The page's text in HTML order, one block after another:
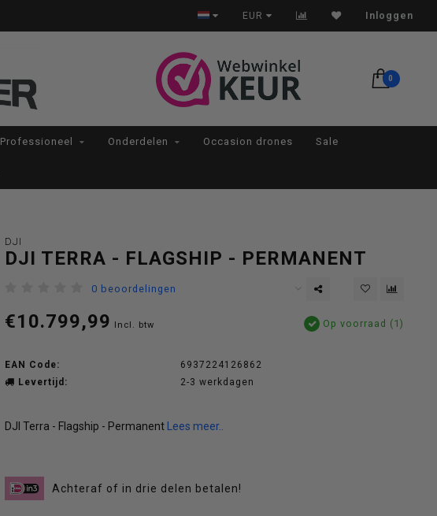
Op werkdagen voor 22:00 besteld, morgen in huis*
EUR Inloggen
0
Professioneel Onderdelen Occasion drones Sale
DJI
DJI TERRA - FLAGSHIP - PERMANENT
0 beoordelingen
€10.799,99 Incl. btw Op voorraad (1)
EAN Code:
6937224126862
Levertijd:
2-3 werkdagen
DJI Terra - Flagship - Permanent Lees meer..
Achteraf of in drie delen betalen!